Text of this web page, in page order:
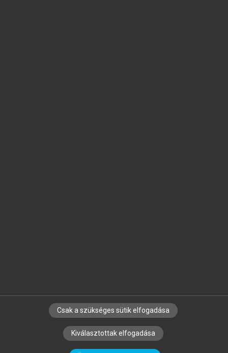
SZERZŐKNEK CÉGEKNEK KÖNYVTÁROSOKNAK
SZERKESZTÉSI ÉS LEKTORÁLÁSI ALAPELVEK
Csak a szükséges sütik elfogadása
Kiválasztottak elfogadása